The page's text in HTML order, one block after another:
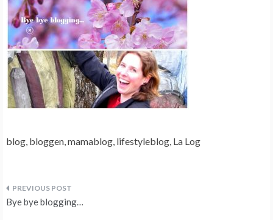
blog, bloggen, mamablog, lifestyleblog, La Log
Bericht
Bye bye blogging…